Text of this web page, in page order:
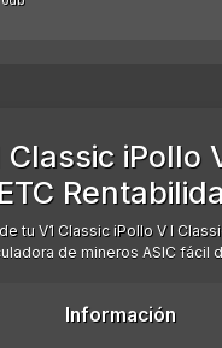
Classic iPollo
ETC
tu V1 Classic iPollo V I
de mineros ASIC fácil
Información